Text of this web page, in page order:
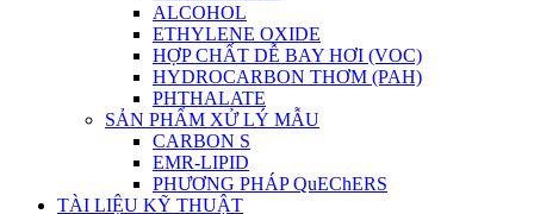
ALCOHOL
ETHYLENE OXIDE
HỢP CHẤT DỄ BAY HƠI (VOC)
HYDROCARBON THƠM (PAH)
PHTHALATE
SẢN PHẨM XỬ LÝ MẪU
CARBON S
EMR-LIPID
PHƯƠNG PHÁP QuEChERS
TÀI LIỆU KỸ THUẬT